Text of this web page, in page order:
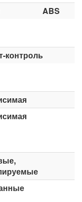
ABS
контроль